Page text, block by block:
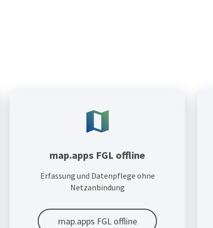
map.apps FGL offline
Erfassung und Datenpflege ohne
Netzanbindung
map.apps FGL offline